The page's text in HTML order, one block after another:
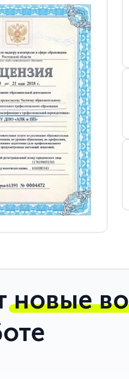
новые